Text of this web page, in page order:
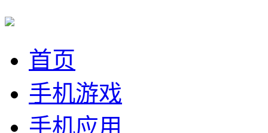
首页
手机游戏
手机应用